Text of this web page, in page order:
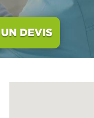
DEVIS